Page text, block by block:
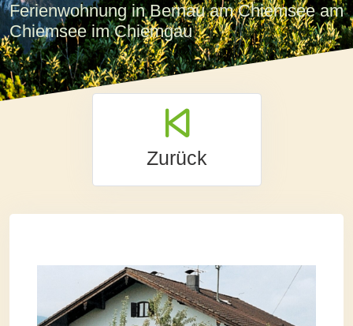
Ferienwohnung in Bernau am Chiemsee am
Chiemsee im Chiemgau
Zurück